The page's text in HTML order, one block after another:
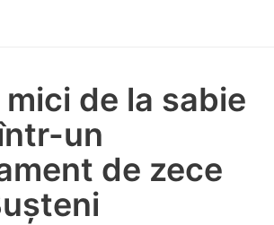
de la sabie
un
de zece